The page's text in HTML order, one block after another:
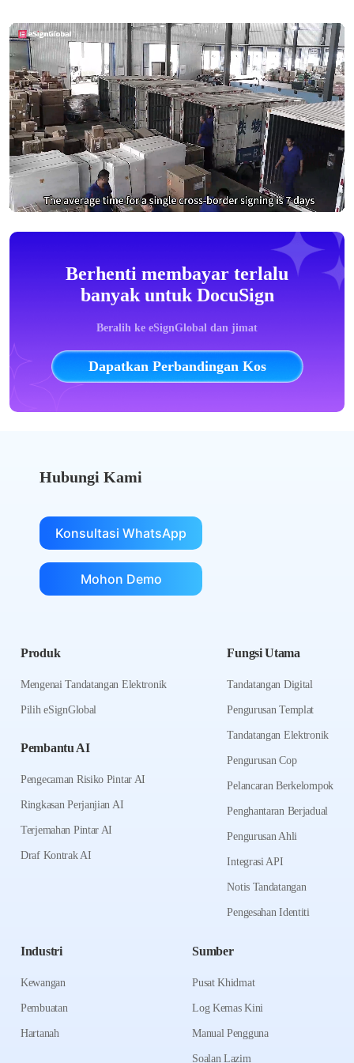
Berhenti membayar terlalu
banyak untuk DocuSign
Beralih ke eSignGlobal dan jimat
Dapatkan Perbandingan Kos
Hubungi Kami
Konsultasi WhatsApp
Mohon Demo
Produk
Mengenai Tandatangan Elektronik
Pilih eSignGlobal
Pembantu AI
Pengecaman Risiko Pintar AI
Ringkasan Perjanjian AI
Terjemahan Pintar AI
Draf Kontrak AI
Fungsi Utama
Tandatangan Digital
Pengurusan Templat
Tandatangan Elektronik
Pengurusan Cop
Pelancaran Berkelompok
Penghantaran Berjadual
Pengurusan Ahli
Integrasi API
Notis Tandatangan
Pengesahan Identiti
Industri
Kewangan
Pembuatan
Hartanah
Sumber
Pusat Khidmat
Log Kemas Kini
Manual Pengguna
Soalan Lazim